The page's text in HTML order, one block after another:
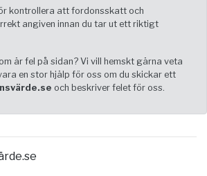
kontrollera att fordonsskatt och
angiven innan du tar ut ett riktigt
är fel på sidan? Vi vill hemskt gärna veta
en stor hjälp för oss om du skickar ett
och beskriver felet för oss.